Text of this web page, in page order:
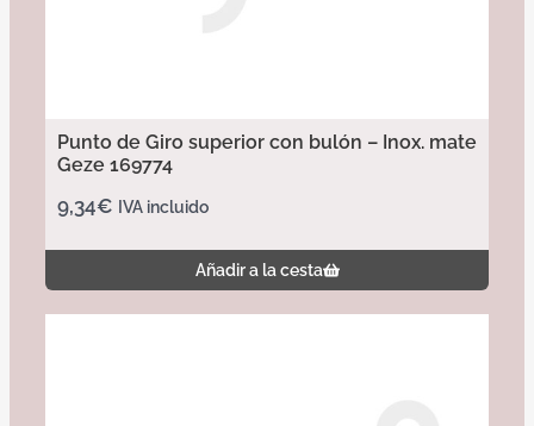
Punto de Giro superior con bulón – Inox. mate
Geze 169774
9,34€ IVA incluido
Añadir a la cesta